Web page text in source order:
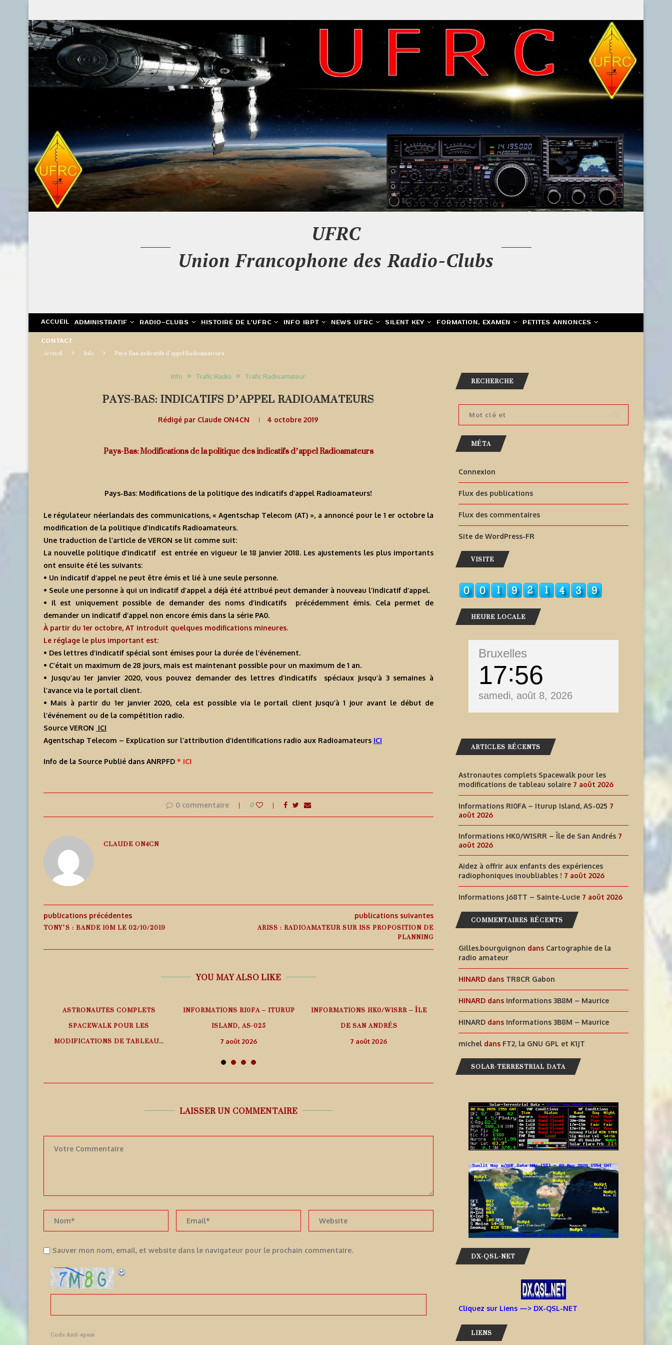
UFRC
Union Francophone des Radio-Clubs
ACCUEIL ADMINISTRATIF RADIO-CLUBS HISTOIRE DE L’UFRC INFO IBPT NEWS UFRC SILENT KEY FORMATION, EXAMEN PETITES ANNONCES
CONTACT
Accueil Info Pays-Bas: indicatifs d’appel Radioamateurs
Info Trafic Radio Trafic Radioamateur
PAYS-BAS: INDICATIFS D’APPEL RADIOAMATEURS
Rédigé par Claude ON4CN 4 octobre 2019
Pays-Bas: Modifications de la politique des indicatifs d’appel Radioamateurs
Pays-Bas: Modifications de la politique des indicatifs d’appel Radioamateurs!
Le régulateur néerlandais des communications, « Agentschap Telecom (AT) », a annoncé pour le 1 er octobre la
modification de la politique d’indicatifs Radioamateurs.
Une traduction de l’article de VERON se lit comme suit:
La nouvelle politique d’indicatif est entrée en vigueur le 18 janvier 2018. Les ajustements les plus importants
ont ensuite été les suivants:
• Un indicatif d’appel ne peut être émis et lié à une seule personne.
• Seule une personne à qui un indicatif d’appel a déjà été attribué peut demander à nouveau l’indicatif d’appel.
• Il est uniquement possible de demander des noms d’indicatifs précédemment émis. Cela permet de
demander un indicatif d’appel non encore émis dans la série PA0.
À partir du 1er octobre, AT introduit quelques modifications mineures.
Le réglage le plus important est:
• Des lettres d’indicatif spécial sont émises pour la durée de l’événement.
• C’était un maximum de 28 jours, mais est maintenant possible pour un maximum de 1 an.
• Jusqu’au 1er janvier 2020, vous pouvez demander des lettres d’indicatifs spéciaux jusqu’à 3 semaines à
l’avance via le portail client.
• Mais à partir du 1er janvier 2020, cela est possible via le portail client jusqu’à 1 jour avant le début de
l’événement ou de la compétition radio.
Source VERON ICI
Agentschap Telecom – Explication sur l’attribution d’identifications radio aux Radioamateurs ICI
Info de la Source Publié dans ANRPFD * ICI
0 commentaire 0
CLAUDE ON4CN
publications précédentes
TONY’S : BANDE 10M LE 02/10/2019
publications suivantes
ARISS : RADIOAMATEUR SUR ISS PROPOSITION DE
PLANNING
YOU MAY ALSO LIKE
ASTRONAUTES COMPLETS
SPACEWALK POUR LES
MODIFICATIONS DE TABLEAU...
INFORMATIONS RI0FA – ITURUP
ISLAND, AS-025
7 août 2026
INFORMATIONS HK0/W1SRR – ÎLE
DE SAN ANDRÉS
7 août 2026
AIDEZ À OFFRIR AUX ENFANTS
DES EXPÉRIENCES
RADIOPHONIQUES...
7 août 2026
INFORMATIONS J68TT –
LAISSER UN COMMENTAIRE
Sauver mon nom, email, et website dans le navigateur pour le prochain commentaire.
Code Anti-spam
RECHERCHE
MÉTA
Connexion
Flux des publications
Flux des commentaires
Site de WordPress-FR
VISITE
HEURE LOCALE
Bruxelles
17 56
samedi, août 8, 2026
ARTICLES RÉCENTS
Astronautes complets Spacewalk pour les
modifications de tableau solaire 7 août 2026
Informations RI0FA – Iturup Island, AS-025 7
août 2026
Informations HK0/W1SRR – Île de San Andrés 7
août 2026
Aidez à offrir aux enfants des expériences
radiophoniques inoubliables ! 7 août 2026
Informations J68TT – Sainte-Lucie 7 août 2026
COMMENTAIRES RÉCENTS
Gilles.bourguignon dans Cartographie de la
radio amateur
HINARD dans TR8CR Gabon
HINARD dans Informations 3B8M – Maurice
HINARD dans Informations 3B8M – Maurice
michel dans FT2, la GNU GPL et K1JT
SOLAR-TERRESTRIAL DATA
DX-QSL-NET
Cliquez sur Liens —> DX-QSL-NET
LIENS